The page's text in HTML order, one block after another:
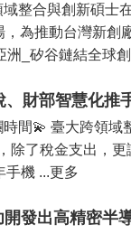
整合與創新碩
為推動台灣新
洲_矽谷鏈結全球
財部智慧化推
間💫 臺大跨領
了稅金支出，
手機 ...更多
發出高精密半